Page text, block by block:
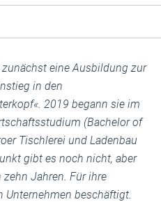
eine Ausbildung zur
in den
2019 begann sie im
(Bachelor of
Tischlerei und Ladenbau
gibt es noch nicht, aber
Jahren. Für ihre
beschäftigt.